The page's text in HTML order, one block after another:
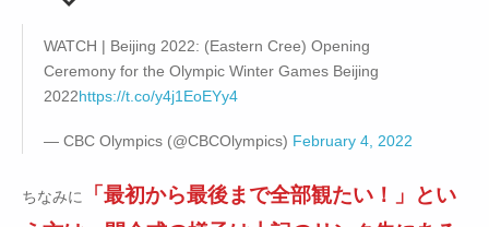
WATCH | Beijing 2022: (Eastern Cree) Opening
Ceremony for the Olympic Winter Games Beijing
2022https://t.co/y4j1EoEYy4
— CBC Olympics (@CBCOlympics) February 4, 2022
ちなみに
「最初から最後まで全部観たい！」とい